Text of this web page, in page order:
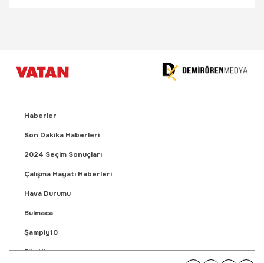
Haberler
Son Dakika Haberleri
2024 Seçim Sonuçları
Çalışma Hayatı Haberleri
Hava Durumu
Bulmaca
Şampiy10
Fikstür